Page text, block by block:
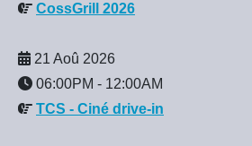
CossGrill 2026
21 Aoû 2026
06:00PM - 12:00AM
TCS - Ciné drive-in